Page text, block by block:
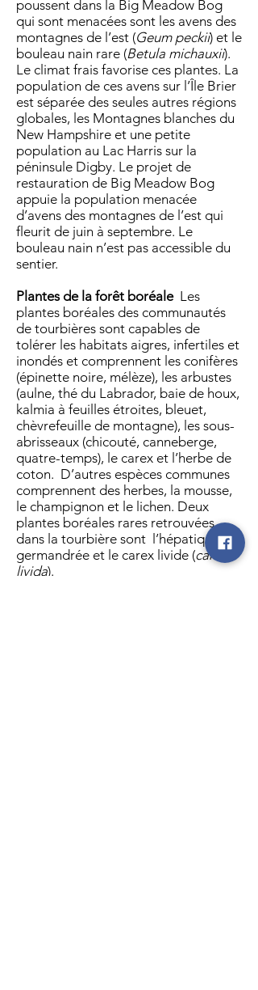
poussent dans la Big Meadow Bog
qui sont menacées sont les avens des
montagnes de l’est (Geum peckii) et le
bouleau nain rare (Betula michauxii).
Le climat frais favorise ces plantes. La
population de ces avens sur l’Île Brier
est séparée des seules autres régions
globales, les Montagnes blanches du
New Hampshire et une petite
population au Lac Harris sur la
péninsule Digby. Le projet de
restauration de Big Meadow Bog
appuie la population menacée
d’avens des montagnes de l’est qui
fleurit de juin à septembre. Le
bouleau nain n’est pas accessible du
sentier.
Plantes de la forêt boréale Les
plantes boréales des communautés
de tourbières sont capables de
tolérer les habitats aigres, infertiles et
inondés et comprennent les conifères
(épinette noire, mélèze), les arbustes
(aulne, thé du Labrador, baie de houx,
kalmia à feuilles étroites, bleuet,
chèvrefeuille de montagne), les sous-
abrisseaux (chicouté, canneberge,
quatre-temps), le carex et l’herbe de
coton. D’autres espèces communes
comprennent des herbes, la mousse,
le champignon et le lichen. Deux
plantes boréales rares retrouvées
dans la tourbière sont l’hépatique
germandrée et le carex livide (carex
livida).